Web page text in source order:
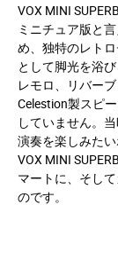
VOX MINI
ミニチュア版と
め、独特のレト
として脚光を浴
レモロ、リバー
Celestion製スピ
していません。
演奏を楽しみた
VOX MINI
マートに、そし
のです。